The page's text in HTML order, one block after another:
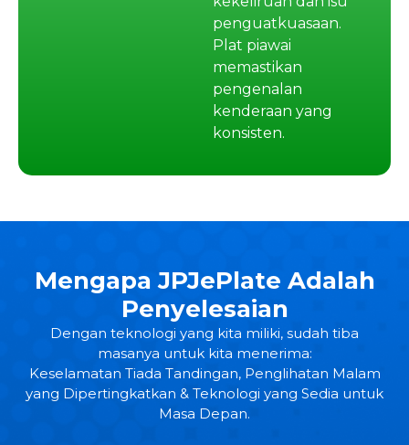
penguatkuasaan.
Plat piawai
memastikan
pengenalan
kenderaan yang
konsisten.
Mengapa JPJePlate Adalah
Penyelesaian
Dengan teknologi yang kita miliki, sudah tiba
masanya untuk kita menerima:
Keselamatan Tiada Tandingan, Penglihatan Malam
yang Dipertingkatkan & Teknologi yang Sedia untuk
Masa Depan.